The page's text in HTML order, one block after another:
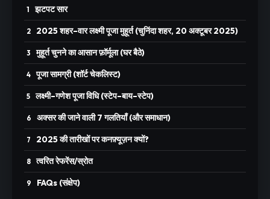
झटपट सार
2025 शहर–वार लक्ष्मी पूजा मुहूर्त (चुनिंदा शहर, 20 अक्टूबर 2025)
मुहूर्त चुनने का आसान फ़ॉर्मूला (घर बैठे)
पूजा सामग्री (शॉर्ट चेकलिस्ट)
लक्ष्मी–गणेश पूजा विधि (स्टेप–बाय–स्टेप)
अक्सर की जाने वाली 7 गलतियाँ (और समाधान)
2025 की तारीखों पर कनफ़्यूज़न क्यों?
त्वरित रेफरेंस/स्रोत
FAQs (संक्षेप)